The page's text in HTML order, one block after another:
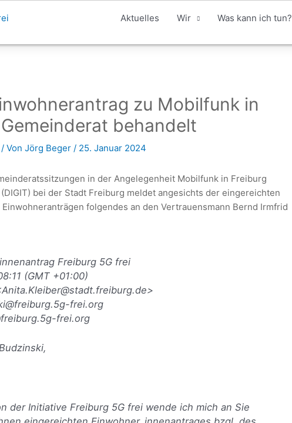
Aktuelles Wir Was kann ich tun?
zu Mobilfunk in
behandelt
/ Von Jörg Beger / 25. Januar 2024
in der Angelegenheit Mobilfunk in Freiburg
bei der Stadt Freiburg meldet angesichts der eingereichten
folgendes an den Vertrauensmann Bernd Irmfrid
Freiburg 5G frei
(GMT +01:00)
frei.org
frei.org
der Initiative Freiburg 5G frei wende ich mich an Sie